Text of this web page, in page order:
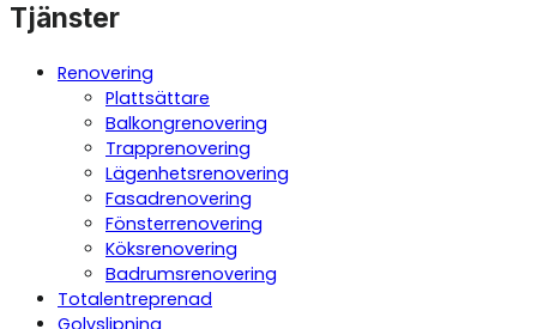
Tjänster
Renovering
Plattsättare
Balkongrenovering
Trapprenovering
Lägenhetsrenovering
Fasadrenovering
Fönsterrenovering
Köksrenovering
Badrumsrenovering
Totalentreprenad
Golvslipning